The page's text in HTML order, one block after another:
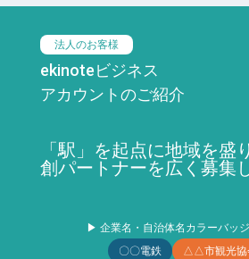
法人のお客様
ekinoteビジネス
アカウントのご紹介
「駅」を起点に地域を盛
創パートナーを広く募集
▶ 企業名・自治体名カラーバッ
〇〇電鉄
△△市観光協